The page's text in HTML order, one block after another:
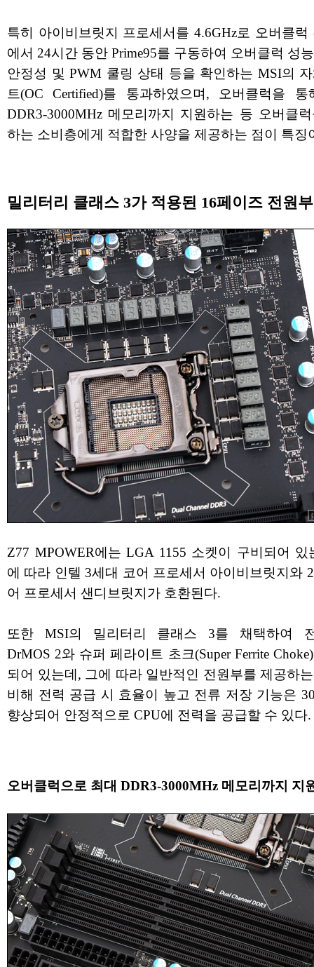
특히 아이비브릿지 프로세서를 4.6GHz로 오버클럭
에서 24시간 동안 Prime95를 구동하여 오버클럭 성
안정성 및 PWM 쿨링 상태 등을 확인하는 MSI의
트(OC Certified)를 통과하였으며, 오버클럭을
DDR3-3000MHz 메모리까지 지원하는 등 오버클
하는 소비층에게 적합한 사양을 제공하는 점이 특징
밀리터리 클래스 3가 적용된 16페이즈 전원부
Z77 MPOWER에는 LGA 1155 소켓이 구비되어 있
에 따라 인텔 3세대 코어 프로세서 아이비브릿지와
어 프로세서 샌디브릿지가 호환된다.
또한 MSI의 밀리터리 클래스 3를 채택하여
DrMOS 2와 슈퍼 페라이트 초크(Super Ferrite
되어 있는데, 그에 따라 일반적인 전원부를 제공하
비해 전력 공급 시 효율이 높고 전류 저장 기능은
향상되어 안정적으로 CPU에 전력을 공급할 수 있다.
오버클럭으로 최대 DDR3-3000MHz 메모리까지 지